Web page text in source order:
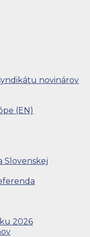
novinárov
(EN)
Slovenskej
2026